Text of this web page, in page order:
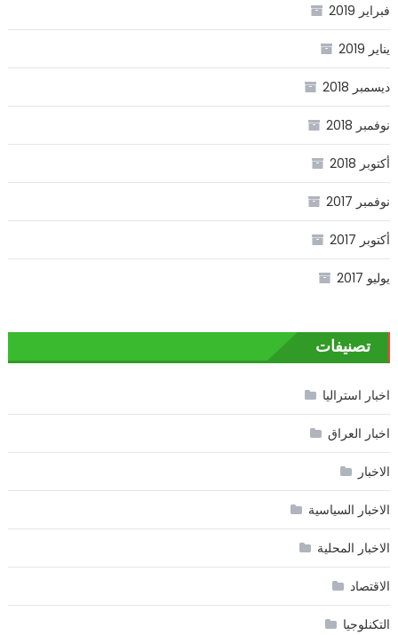
فبراير 2019
يناير 2019
ديسمبر 2018
نوفمبر 2018
أكتوبر 2018
نوفمبر 2017
أكتوبر 2017
يوليو 2017
تصنيفات
اخبار استراليا
اخبار العراق
الاخبار
الاخبار السياسية
الاخبار المحلية
الاقتصاد
التكنلوجيا